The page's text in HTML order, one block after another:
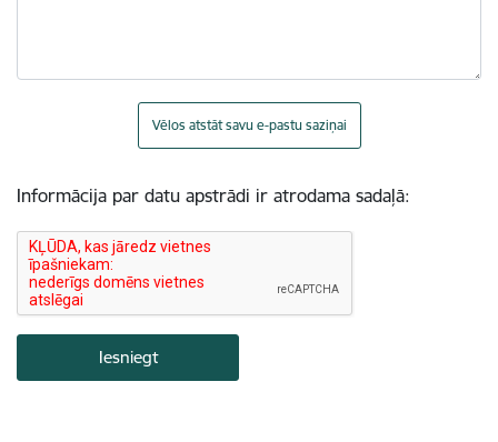
Vēlos atstāt savu e-pastu saziņai
Informācija par datu apstrādi ir atrodama sadaļā: